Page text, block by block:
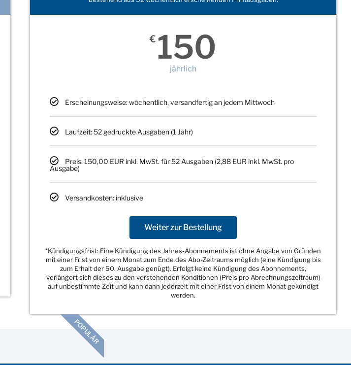
€ 150
jährlich
Erscheinungsweise: wöchentlich, versandfertig an jedem Mittwoch
Laufzeit: 52 gedruckte Ausgaben (1 Jahr)
Preis: 150,00 EUR inkl. MwSt. für 52 Ausgaben (2,88 EUR inkl. MwSt. pro
Ausgabe)
Versandkosten: inklusive
Weiter zur Bestellung
*Kündigungsfrist: Eine Kündigung des Jahres-Abonnements ist ohne Angabe von Gründen
mit einer Frist von einem Monat zum Ende des Abo-Zeitraums möglich (eine Kündigung bis
zum Erhalt der 50. Ausgabe genügt). Erfolgt keine Kündigung des Abonnements,
verlängert sich dieses zu den vorstehenden Konditionen (Preis pro Abrechnungszeitraum)
auf unbestimmte Zeit und kann dann jederzeit mit einer Frist von einem Monat gekündigt
werden.
POPULÄR